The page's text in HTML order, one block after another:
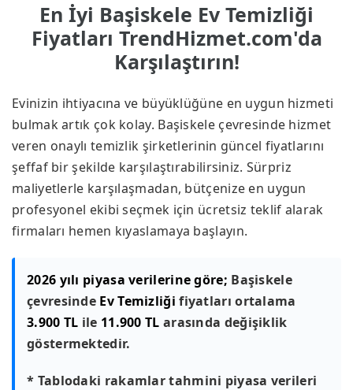
En İyi Başiskele Ev Temizliği
Fiyatları TrendHizmet.com'da
Karşılaştırın!
Evinizin ihtiyacına ve büyüklüğüne en uygun hizmeti
bulmak artık çok kolay. Başiskele çevresinde hizmet
veren onaylı temizlik şirketlerinin güncel fiyatlarını
şeffaf bir şekilde karşılaştırabilirsiniz. Sürpriz
maliyetlerle karşılaşmadan, bütçenize en uygun
profesyonel ekibi seçmek için ücretsiz teklif alarak
firmaları hemen kıyaslamaya başlayın.
2026 yılı piyasa verilerine göre; Başiskele
çevresinde Ev Temizliği fiyatları ortalama
3.900 TL ile 11.900 TL arasında değişiklik
göstermektedir.
* Tablodaki rakamlar tahmini piyasa verileri